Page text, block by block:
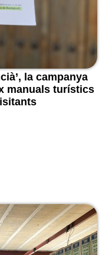
la campanya
manuals turístics